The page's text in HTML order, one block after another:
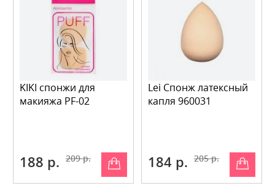
KIKI спонжи для
макияжа PF-02
188 р. 209 р.
Lei Спонж латексный
капля 960031
184 р. 205 р.